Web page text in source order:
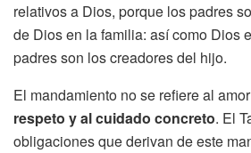
relativos a Dios, porque los padres
de Dios en la familia: así como Dios
padres son los creadores del hijo.
El mandamiento no se refiere al
respeto y al cuidado concreto. El
obligaciones que derivan de este